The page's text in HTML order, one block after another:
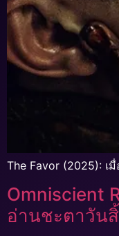
The Favor (2025): เ
Omniscient
อ่านชะตาวัน